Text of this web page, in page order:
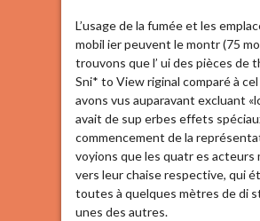
L’usage de la fumée et les
mobil ier peuvent le montr (75
trouvons que l’ ui des pièces de
Sni* to View riginal comparé à
avons vus auparavant excluant
avait de sup erbes effets
commencement de la
voyions que les quatr es acteurs
vers leur chaise respective, qui
toutes à quelques mètres de di
unes des autres.